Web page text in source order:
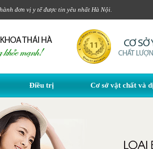
đơn vị y tế được tin yêu nhất Hà Nội.
Điều trị Cơ sở vật chất và